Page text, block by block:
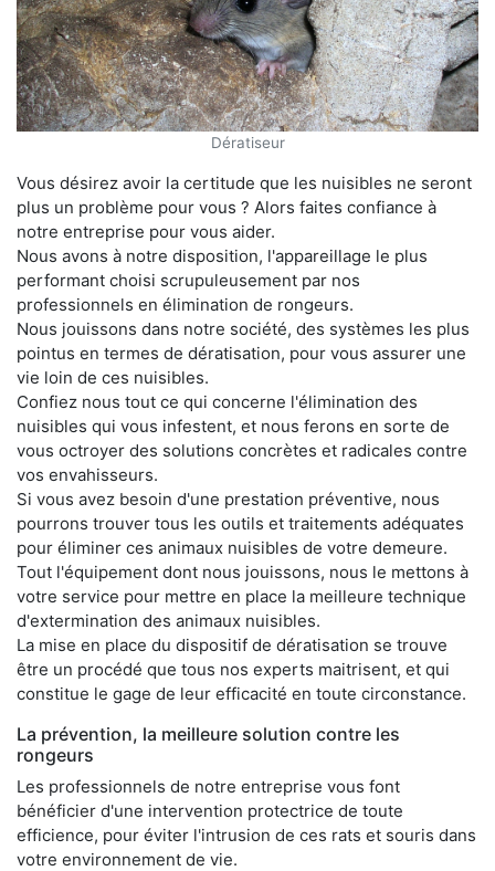
Dératiseur
Vous désirez avoir la certitude que les nuisibles ne seront
plus un problème pour vous ? Alors faites confiance à
notre entreprise pour vous aider.
Nous avons à notre disposition, l'appareillage le plus
performant choisi scrupuleusement par nos
professionnels en élimination de rongeurs.
Nous jouissons dans notre société, des systèmes les plus
pointus en termes de dératisation, pour vous assurer une
vie loin de ces nuisibles.
Confiez nous tout ce qui concerne l'élimination des
nuisibles qui vous infestent, et nous ferons en sorte de
vous octroyer des solutions concrètes et radicales contre
vos envahisseurs.
Si vous avez besoin d'une prestation préventive, nous
pourrons trouver tous les outils et traitements adéquates
pour éliminer ces animaux nuisibles de votre demeure.
Tout l'équipement dont nous jouissons, nous le mettons à
votre service pour mettre en place la meilleure technique
d'extermination des animaux nuisibles.
La mise en place du dispositif de dératisation se trouve
être un procédé que tous nos experts maitrisent, et qui
constitue le gage de leur efficacité en toute circonstance.
La prévention, la meilleure solution contre les
rongeurs
Les professionnels de notre entreprise vous font
bénéficier d'une intervention protectrice de toute
efficience, pour éviter l'intrusion de ces rats et souris dans
votre environnement de vie.